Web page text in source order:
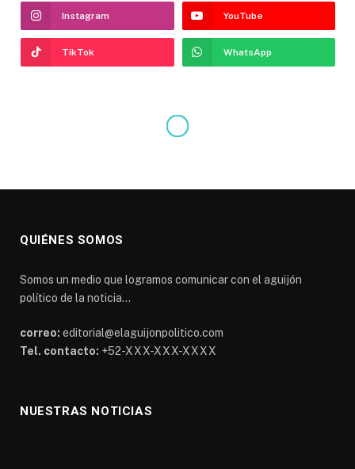
Instagram YouTube
TikTok WhatsApp
QUIÉNES SOMOS
Somos un medio que logramos comunicar con el aguijón
político de la noticia...
correo: editorial@elaguijonpolitico.com
Tel. contacto: +52-XXX-XXX-XXXX
NUESTRAS NOTICIAS